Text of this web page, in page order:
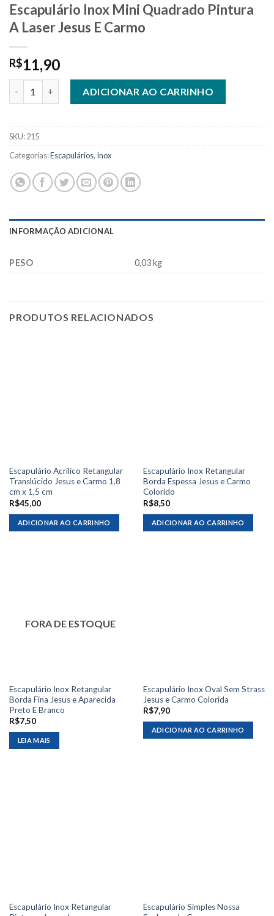
Escapulário Inox Mini Quadrado Pintura
A Laser Jesus E Carmo
R$11,90
ADICIONAR AO CARRINHO
SKU:215
Categorias:Escapulários, Inox
INFORMAÇÃO ADICIONAL
PESO 0,03 kg
PRODUTOS RELACIONADOS
Escapulário Acrílico Retangular
Translúcido Jesus e Carmo 1,8
cm x 1,5 cm
R$45,00
ADICIONAR AO CARRINHO
Escapulário Inox Retangular
Borda Espessa Jesus e Carmo
Colorido
R$8,50
ADICIONAR AO CARRINHO
FORA DE ESTOQUE
Escapulário Inox Retangular
Borda Fina Jesus e Aparecida
Preto E Branco
R$7,50
LEIA MAIS
Escapulário Inox Oval Sem Strass
Jesus e Carmo Colorida
R$7,90
ADICIONAR AO CARRINHO
Escapulário Inox Retangular
Escapulário Simples Nossa